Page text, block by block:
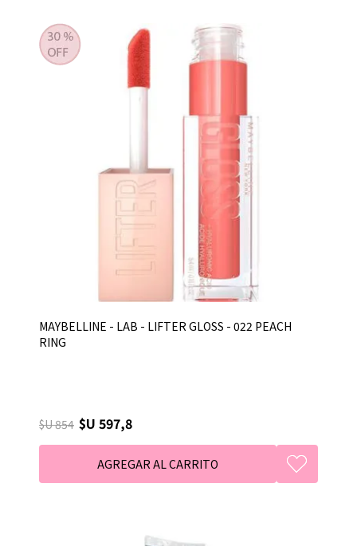
MAYBELLINE - LAB - LIFTER GLOSS - 022 PEACH
RING
$U 854 $U 597,8